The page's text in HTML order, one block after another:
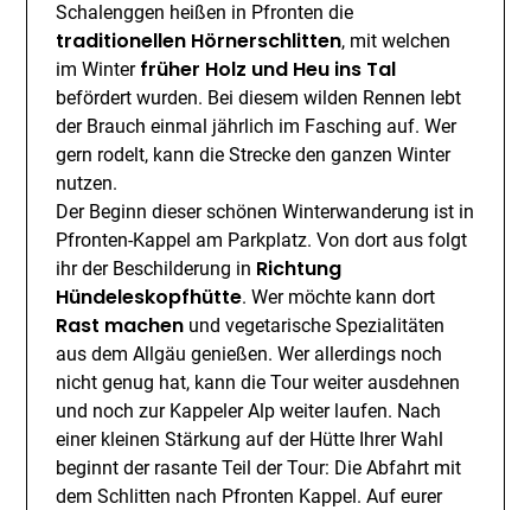
Schalenggen heißen in Pfronten die
traditionellen Hörnerschlitten, mit welchen
im Winter früher Holz und Heu ins Tal
befördert wurden. Bei diesem wilden Rennen lebt
der Brauch einmal jährlich im Fasching auf. Wer
gern rodelt, kann die Strecke den ganzen Winter
nutzen.
Der Beginn dieser schönen Winterwanderung ist in
Pfronten-Kappel am Parkplatz. Von dort aus folgt
ihr der Beschilderung in Richtung
Hündeleskopfhütte. Wer möchte kann dort
Rast machen und vegetarische Spezialitäten
aus dem Allgäu genießen. Wer allerdings noch
nicht genug hat, kann die Tour weiter ausdehnen
und noch zur Kappeler Alp weiter laufen. Nach
einer kleinen Stärkung auf der Hütte Ihrer Wahl
beginnt der rasante Teil der Tour: Die Abfahrt mit
dem Schlitten nach Pfronten Kappel. Auf eurer